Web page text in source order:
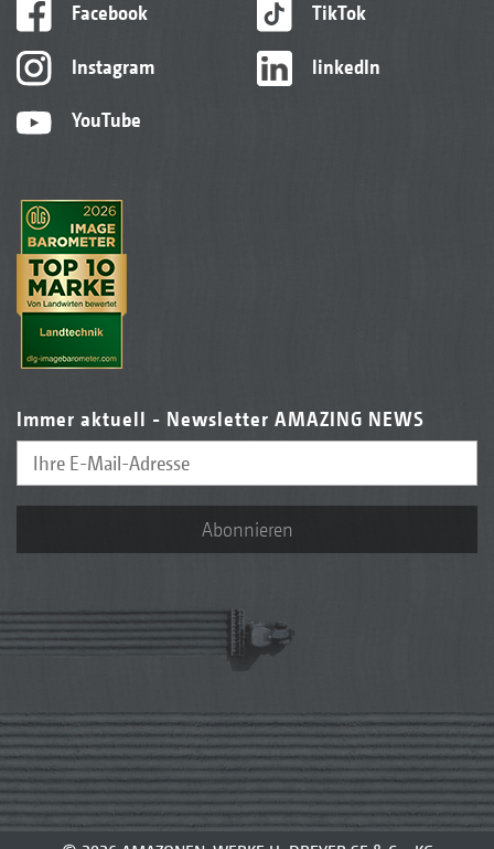
Facebook
Instagram
YouTube
TikTok
linkedIn
Immer aktuell - Newsletter AMAZING NEWS
Abonnieren